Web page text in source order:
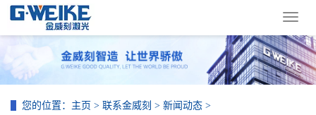
导
菜
单
您的位置： 主页 > 联系金威刻 > 新闻动态 >